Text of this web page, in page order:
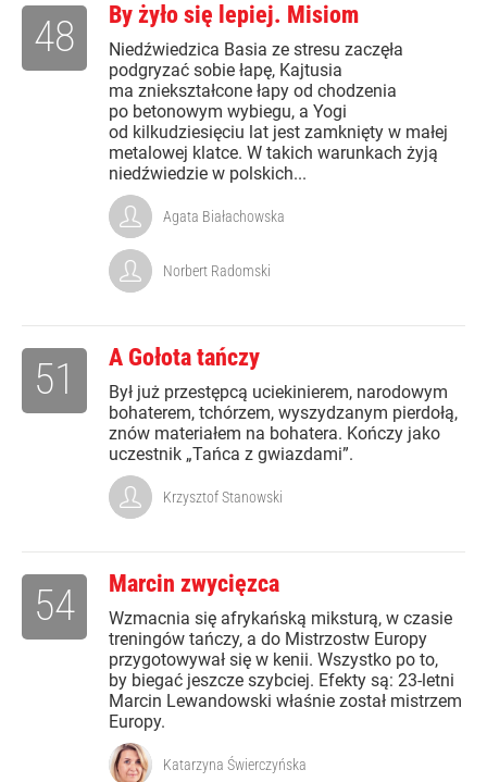
By żyło się lepiej. Misiom
Niedźwiedzica Basia ze stresu zaczęła
podgryzać sobie łapę, Kajtusia
ma zniekształcone łapy od chodzenia
po betonowym wybiegu, a Yogi
od kilkudziesięciu lat jest zamknięty w małej
metalowej klatce. W takich warunkach żyją
niedźwiedzie w polskich...
48
Agata Białachowska
Norbert Radomski
A Gołota tańczy
Był już przestępcą uciekinierem, narodowym
bohaterem, tchórzem, wyszydzanym pierdołą,
znów materiałem na bohatera. Kończy jako
uczestnik „Tańca z gwiazdami”.
51
Krzysztof Stanowski
Marcin zwycięzca
Wzmacnia się afrykańską miksturą, w czasie
treningów tańczy, a do Mistrzostw Europy
przygotowywał się w kenii. Wszystko po to,
by biegać jeszcze szybciej. Efekty są: 23-letni
Marcin Lewandowski właśnie został mistrzem
Europy.
54
Katarzyna Świerczyńska